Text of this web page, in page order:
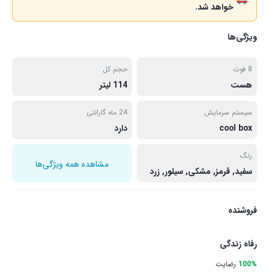
خواهد شد.
ویژگی‌ها
8 فوت
هست
حجم کل
114 لیتر
سیستم سرمایش
cool box
24 ماه گارانتی
دارد
رنگ
سفید, قرمز, مشکی, سیلور, زرد
مشاهده همه ویژگی‌ها
فروشنده
رفاه زندگی
100% رضایت